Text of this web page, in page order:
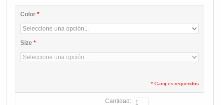
Color *
Size *
* Campos requeridos
Cantidad: